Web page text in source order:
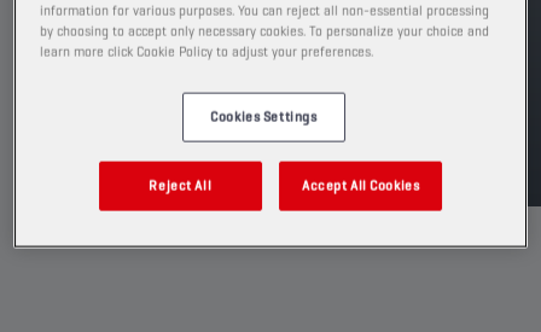
ETSI MYYNTIPISTE
TDS
information for various purposes. You can reject all non-essential processing
by choosing to accept only necessary cookies. To personalize your choice and
learn more click Cookie Policy to adjust your preferences.
Cookies Settings
Reject All Accept All Cookies